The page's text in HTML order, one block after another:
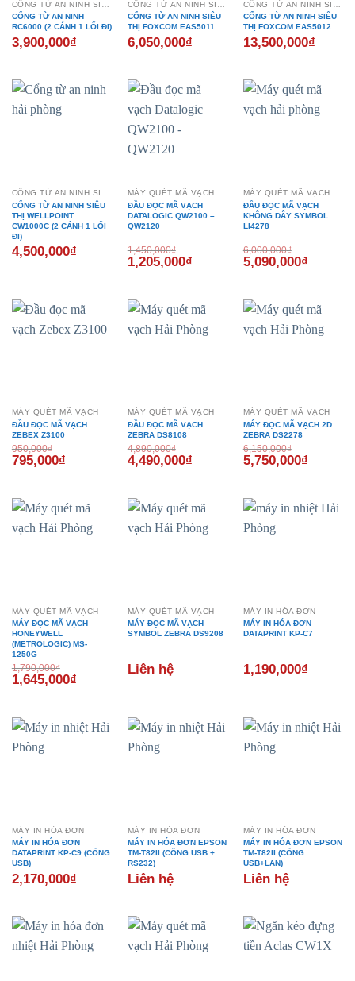
CỔNG TỪ AN NINH
RC6000 (2 CÁNH 1 LỐI ĐI)
3,900,000₫
CỔNG TỪ AN NINH SIÊU
THỊ FOXCOM EAS5011
6,050,000₫
CỔNG TỪ AN NINH SIÊU
THỊ FOXCOM EAS5012
13,500,000₫
CỔNG TỪ AN NINH SIÊU
THỊ WELLPOINT
CW1000C (2 CÁNH 1 LỐI
ĐI)
4,500,000₫
MÁY QUÉT MÃ VẠCH
ĐẦU ĐỌC MÃ VẠCH
DATALOGIC QW2100 –
QW2120
1,450,000₫
Giá
gốc
1,205,000₫Giá
1,205,000₫.
- 15%
MÁY QUÉT MÃ VẠCH
ĐẦU ĐỌC MÃ VẠCH
KHÔNG DÂY SYMBOL
LI4278
6,000,000₫
Giá
gốc
5,090,000₫Giá
MÁY QUÉT MÃ VẠCH
ĐẦU ĐỌC MÃ VẠCH
ZEBEX Z3100
950,000₫
Giá
gốc
795,000₫Giá
- 8%
MÁY QUÉT MÃ VẠCH
ĐẦU ĐỌC MÃ VẠCH
ZEBRA DS8108
4,890,000₫
Giá
gốc
4,490,000₫Giá
4,490,000₫.
- 7%
MÁY QUÉT MÃ VẠCH
MÁY ĐỌC MÃ VẠCH 2D
ZEBRA DS2278
6,150,000₫
Giá
gốc
5,750,000₫Giá
- 8%
MÁY QUÉT MÃ VẠCH
MÁY ĐỌC MÃ VẠCH
HONEYWELL
(METROLOGIC) MS-
1250G
1,790,000₫
Giá
gốc
1,645,000₫Giá
1,645,000₫.
MÁY QUÉT MÃ VẠCH
MÁY ĐỌC MÃ VẠCH
SYMBOL ZEBRA DS9208
Liên hệ
MÁY IN HÓA ĐƠN
MÁY IN HÓA ĐƠN
DATAPRINT KP-C7
1,190,000₫
MÁY IN HÓA ĐƠN
MÁY IN HÓA ĐƠN
DATAPRINT KP-C9 (CỔNG
USB)
2,170,000₫
MÁY IN HÓA ĐƠN
MÁY IN HÓA ĐƠN EPSON
TM-T82II (CỔNG USB +
RS232)
Liên hệ
MÁY IN HÓA ĐƠN
MÁY IN HÓA ĐƠN EPSON
TM-T82II (CỔNG
USB+LAN)
Liên hệ
- 16% - 5%